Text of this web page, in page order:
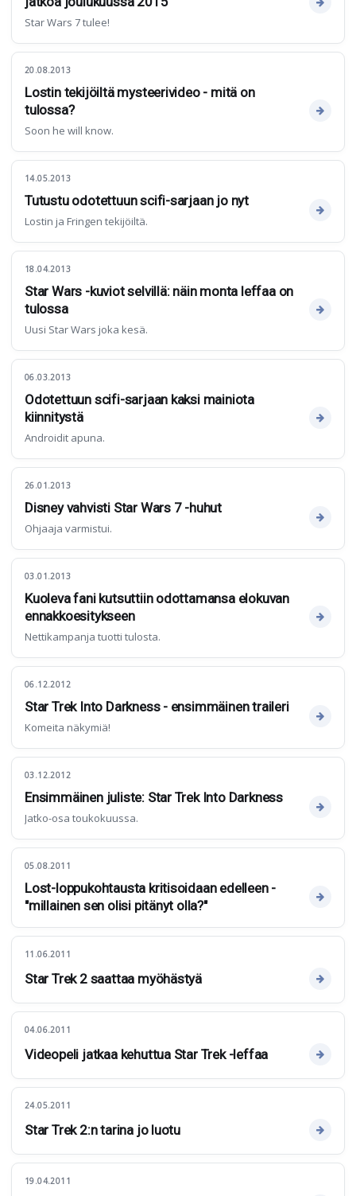
Star Wars 7 tulee!
20.08.2013
Lostin tekijöiltä mysteerivideo - mitä on
tulossa?
Soon he will know.
14.05.2013
Tutustu odotettuun scifi-sarjaan jo nyt
Lostin ja Fringen tekijöiltä.
18.04.2013
Star Wars -kuviot selvillä: näin monta leffaa on
tulossa
Uusi Star Wars joka kesä.
06.03.2013
Odotettuun scifi-sarjaan kaksi mainiota
kiinnitystä
Androidit apuna.
26.01.2013
Disney vahvisti Star Wars 7 -huhut
Ohjaaja varmistui.
03.01.2013
Kuoleva fani kutsuttiin odottamansa elokuvan
ennakkoesitykseen
Nettikampanja tuotti tulosta.
06.12.2012
Star Trek Into Darkness - ensimmäinen traileri
Komeita näkymiä!
03.12.2012
Ensimmäinen juliste: Star Trek Into Darkness
Jatko-osa toukokuussa.
05.08.2011
Lost-loppukohtausta kritisoidaan edelleen -
"millainen sen olisi pitänyt olla?"
11.06.2011
Star Trek 2 saattaa myöhästyä
04.06.2011
Videopeli jatkaa kehuttua Star Trek -leffaa
24.05.2011
Star Trek 2:n tarina jo luotu
19.04.2011